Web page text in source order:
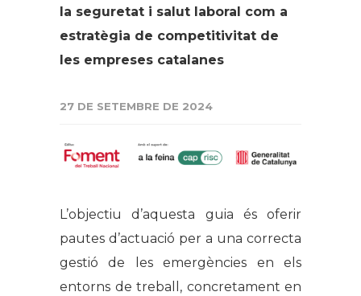
la seguretat i salut laboral com a
estratègia de competitivitat de
les empreses catalanes
27 DE SETEMBRE DE 2024
L’objectiu d’aquesta guia és oferir
pautes d’actuació per a una correcta
gestió de les emergències en els
entorns de treball, concretament en